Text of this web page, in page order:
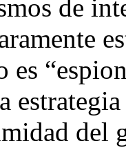
de
es
del